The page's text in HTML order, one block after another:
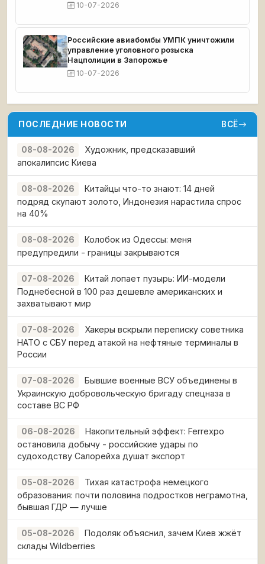
10-07-2026
Российские авиабомбы УМПК уничтожили
управление уголовного розыска
Нацполиции в Запорожье
10-07-2026
ПОСЛЕДНИЕ НОВОСТИ ВСЁ
08-08-2026
Художник, предсказавший
апокалипсис Киева
08-08-2026
Китайцы что-то знают: 14 дней
подряд скупают золото, Индонезия нарастила спрос
на 40%
08-08-2026
Колобок из Одессы: меня
предупредили - границы закрываются
07-08-2026
Китай лопает пузырь: ИИ-модели
Поднебесной в 100 раз дешевле американских и
захватывают мир
07-08-2026
Хакеры вскрыли переписку советника
НАТО с СБУ перед атакой на нефтяные терминалы в
России
07-08-2026
Бывшие военные ВСУ объединены в
Украинскую добровольческую бригаду спецназа в
составе ВС РФ
06-08-2026
Накопительный эффект: Ferrexpo
остановила добычу - российские удары по
судоходству Салорейха душат экспорт
05-08-2026
Тихая катастрофа немецкого
образования: почти половина подростков неграмотна,
бывшая ГДР — лучше
05-08-2026
Подоляк объяснил, зачем Киев жжёт
склады Wildberries